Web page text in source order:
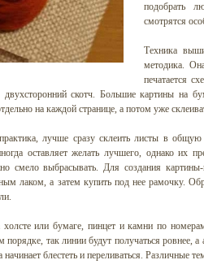
подобрать
смотрятся
Техника
методика.
печатается
двухсторонний скотч. Большие картины на
на каждой странице, а потом уже
лучше сразу склеить листы в
оставляет желать лучшего, однако их
смело выбрасывать. Для создания
лаком, а затем купить под нее рамочку.
или бумаге, пинцет и камни по
так линии будут получаться ровнее,
начинает блестеть и переливаться. Различные